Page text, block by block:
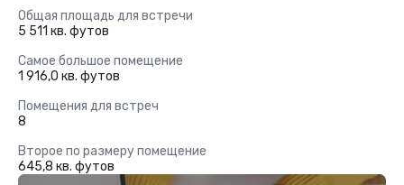
Общая площадь для встречи
5 511 кв. футов
Самое большое помещение
1 916,0 кв. футов
Помещения для встреч
8
Второе по размеру помещение
645,8 кв. футов